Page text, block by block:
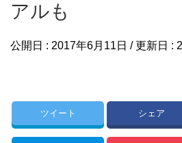
アルも
公開日 : 2017年6月11日 / 更新日 :
ツイート シェア